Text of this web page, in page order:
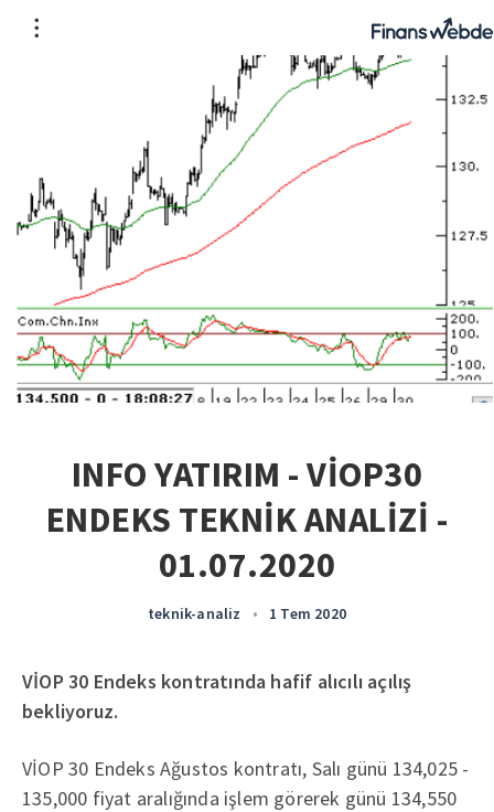
INFO YATIRIM - VİOP30
ENDEKS TEKNİK ANALİZİ -
01.07.2020
teknik-analiz • 1 Tem 2020
VİOP 30 Endeks kontratında hafif alıcılı açılış
bekliyoruz.
VİOP 30 Endeks Ağustos kontratı, Salı günü 134,025 -
135,000 fiyat aralığında işlem görerek günü 134,550